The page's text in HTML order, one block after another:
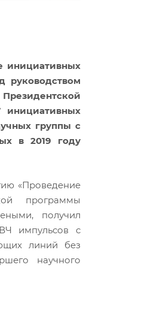
инициативных
руководством
инициативных
группы с
в 2019 году
«Проведение
программы
получил
импульсов с
линий без
научного